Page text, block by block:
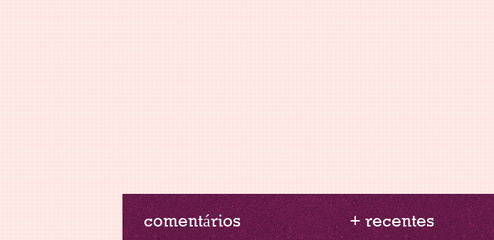
comentários + recentes